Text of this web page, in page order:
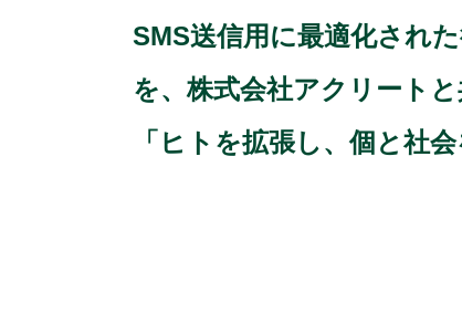
SMS送信用に最適化され
を、株式会社アクリートと
「ヒトを拡張し、個と社